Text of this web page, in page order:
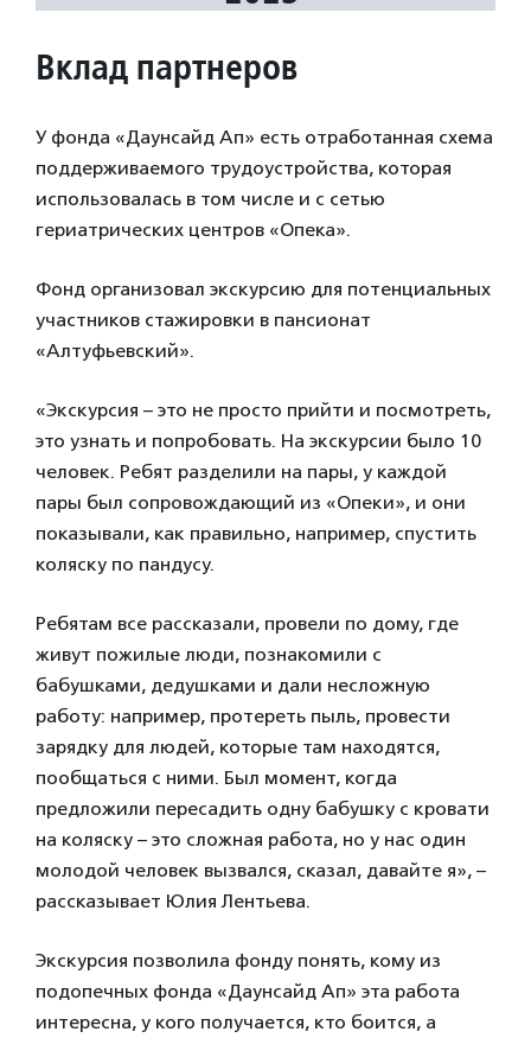
Вклад партнеров
У фонда «Даунсайд Ап» есть отработанная схема
поддерживаемого трудоустройства, которая
использовалась в том числе и с сетью
гериатрических центров «Опека».
Фонд организовал экскурсию для потенциальных
участников стажировки в пансионат
«Алтуфьевский».
«Экскурсия – это не просто прийти и посмотреть,
это узнать и попробовать. На экскурсии было 10
человек. Ребят разделили на пары, у каждой
пары был сопровождающий из «Опеки», и они
показывали, как правильно, например, спустить
коляску по пандусу.
Ребятам все рассказали, провели по дому, где
живут пожилые люди, познакомили с
бабушками, дедушками и дали несложную
работу: например, протереть пыль, провести
зарядку для людей, которые там находятся,
пообщаться с ними. Был момент, когда
предложили пересадить одну бабушку с кровати
на коляску – это сложная работа, но у нас один
молодой человек вызвался, сказал, давайте я», –
рассказывает Юлия Лентьева.
Экскурсия позволила фонду понять, кому из
подопечных фонда «Даунсайд Ап» эта работа
интересна, у кого получается, кто боится, а